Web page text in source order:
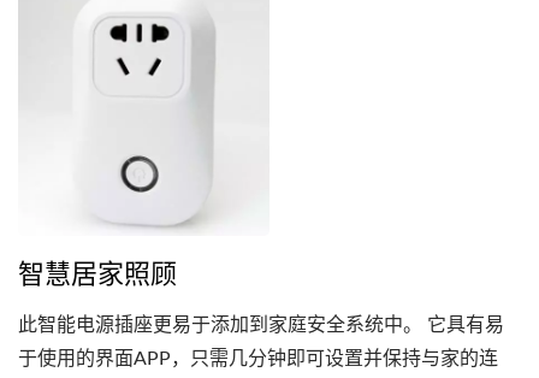
智慧居家照顾
此智能电源插座更易于添加到家庭安全系统中。 它具有易
于使用的界面APP，只需几分钟即可设置并保持与家的连